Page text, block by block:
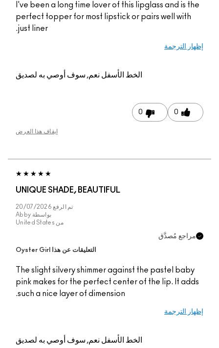
I've been a long time lover of this lipglass and is the
perfect topper for most lipstick or pairs well with
just liner.
إظهار الترجمة
الخط الأسفلنعم, سوف أوصي به لصديق
0
0
إيقاف هذا العرض
UNIQUE SHADE, BEAUTIFUL
تم الرفع 20/07/2026
بواسطة Abby
من United States
مراجع مُصدَّق
التعليقات عن هذا Oyster Girl
The slight silvery shimmer against the pastel baby
pink makes for the perfect center of the lip. It adds
such a nice layer of dimension.
إظهار الترجمة
الخط الأسفلنعم, سوف أوصي به لصديق